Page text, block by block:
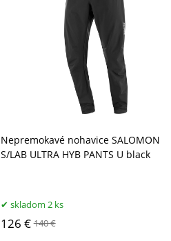
Nepremokavé nohavice SALOMON
S/LAB ULTRA HYB PANTS U black
skladom 2 ks
126 € 140 €